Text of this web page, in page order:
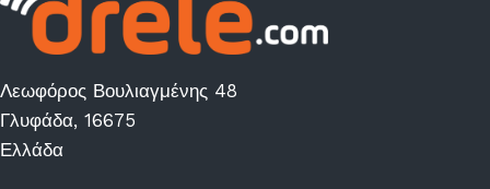
Λεωφόρος Βουλιαγμένης 48
Γλυφάδα, 16675
Ελλάδα